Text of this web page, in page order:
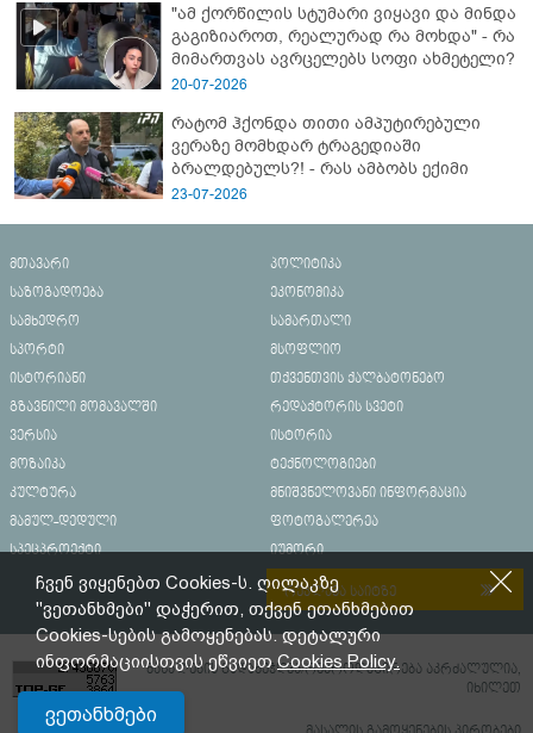
"ამ ქორწილის სტუმარი ვიყავი და მინდა
გაგიზიაროთ, რეალურად რა მოხდა" - რა
მიმართვას ავრცელებს სოფი ახმეტელი?
20-07-2026
რატომ ჰქონდა თითი ამპუტირებული
ვერაზე მომხდარ ტრაგედიაში
ბრალდებულს?! - რას ამბობს ექიმი
23-07-2026
მთავარი
პოლიტიკა
საზოგადოება
ეკონომიკა
სამხედრო
სამართალი
სპორტი
მსოფლიო
ისტორიანი
თქვენთვის ქალბატონებო
გზავნილი მომავალში
რედაქტორის სვეტი
ვერსია
ისტორია
მოზაიკა
ტექნოლოგიები
კულტურა
მნიშვნელოვანი ინფორმაცია
მამულ-დედული
ფოტოგალერეა
სპეცპროექტი
იუმორი
რეკლამა საიტზე
მასალების გადაბეჭდვა/რეპროდუცირება აკრძალულია,
იხილეთ
ჩვენ ვიყენებთ Cookies-ს. ღილაკზე
"ვეთანხმები" დაჭერით, თქვენ ეთანხმებით
Cookies-სების გამოყენებას. დეტალური
ინფორმაციისთვის ეწვიეთCookies Policy.
ვეთანხმები